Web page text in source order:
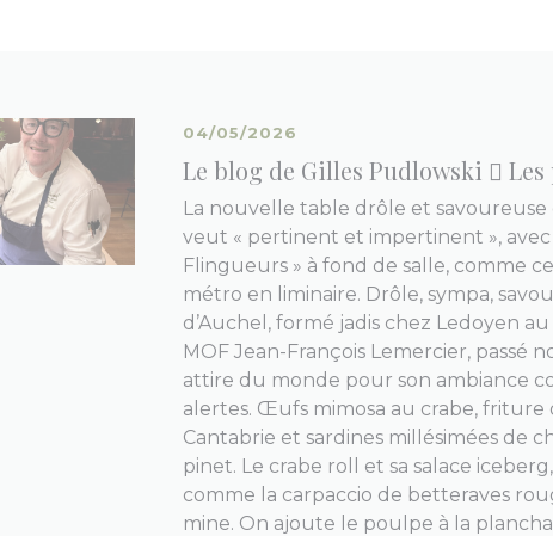
Le blog de Gilles Pudlowski 
04/05/2026
La nouvelle table drôle et savoureuse
veut « pertinent et impertinent »,
Flingueurs » à fond de salle, comme
métro en liminaire. Drôle, sympa,
d’Auchel, formé jadis chez Ledoyen
MOF Jean-François Lemercier,
attire du monde pour son ambiance
alertes. Œufs mimosa au crabe, friture
Cantabrie et sardines millésimées de
pinet. Le crabe roll et sa salace
comme la carpaccio de betteraves
mine. On ajoute le poulpe à la